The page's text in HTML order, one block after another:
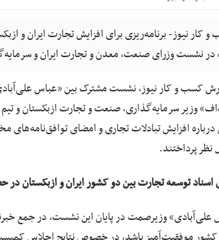
کار نیوز- برنامه‌ریزی برای افزایش تجارت ایران و
نشست وزرای صنعت، معدن و تجارت ایران و
کسب و کار نیوز، نشست مشترک بین «عباس
وزیر سرمایه‌گذاری، صنعت و تجارت ازبکستان و
درباره افزایش تبادلات تجاری و امضای
نظر پرداختند.
اسناد توسعه تجارت بین دو کشور ایران و ازبکستان
وزیرصمت در پایان این نشست، در جمع